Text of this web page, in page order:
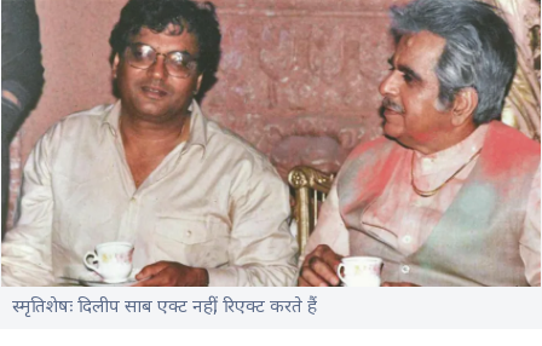
स्मृतिशेषः दिलीप साब एक्ट नहीं, रिएक्ट करते हैं